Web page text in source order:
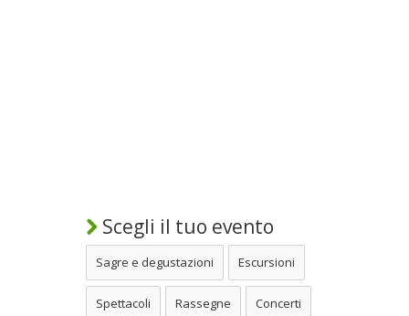
Scegli il tuo evento
Sagre e degustazioni Escursioni
Spettacoli Rassegne Concerti